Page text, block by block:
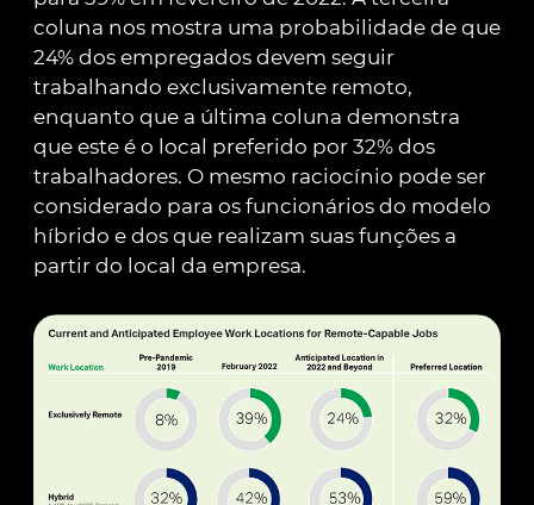
coluna nos mostra uma probabilidade de que
24% dos empregados devem seguir
trabalhando exclusivamente remoto,
enquanto que a última coluna demonstra
que este é o local preferido por 32% dos
trabalhadores. O mesmo raciocínio pode ser
considerado para os funcionários do modelo
híbrido e dos que realizam suas funções a
partir do local da empresa.